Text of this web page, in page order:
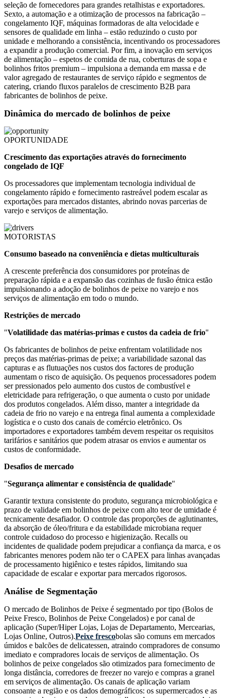
seleção de fornecedores para grandes retalhistas e exportadores.
Sexto, a automação e a otimização de processos na fabricação –
congelamento IQF, máquinas formadoras de alta velocidade e
sensores de qualidade em linha – estão reduzindo o custo por
unidade e melhorando a consistência, incentivando os processadores
a expandir a produção comercial. Por fim, a inovação em serviços
de alimentação – espetos de comida de rua, coberturas de sopa e
bolinhos fritos premium – impulsiona a demanda em massa e de
valor agregado de restaurantes de serviço rápido e segmentos de
catering, criando fluxos paralelos de crescimento B2B para
fabricantes de bolinhos de peixe.
Dinâmica do mercado de bolinhos de peixe
OPORTUNIDADE
Crescimento das exportações através do fornecimento
congelado de IQF
Os processadores que implementam tecnologia individual de
congelamento rápido e fornecimento rastreável podem escalar as
exportações para mercados distantes, abrindo novas parcerias de
varejo e serviços de alimentação.
MOTORISTAS
Consumo baseado na conveniência e dietas multiculturais
A crescente preferência dos consumidores por proteínas de
preparação rápida e a expansão das cozinhas de fusão étnica estão
impulsionando a adoção de bolinhos de peixe no varejo e nos
serviços de alimentação em todo o mundo.
Restrições de mercado
"Volatilidade das matérias-primas e custos da cadeia de frio"
Os fabricantes de bolinhos de peixe enfrentam volatilidade nos
preços das matérias-primas de peixe; a variabilidade sazonal das
capturas e as flutuações nos custos dos factores de produção
aumentam o risco de aquisição. Os pequenos processadores podem
ser pressionados pelo aumento dos custos de combustível e
eletricidade para refrigeração, o que aumenta o custo por unidade
dos produtos congelados. Além disso, manter a integridade da
cadeia de frio no varejo e na entrega final aumenta a complexidade
logística e o custo dos canais de comércio eletrônico. Os
importadores e exportadores também devem respeitar os requisitos
tarifários e sanitários que podem atrasar os envios e aumentar os
custos de conformidade.
Desafios de mercado
"Segurança alimentar e consistência de qualidade"
Garantir textura consistente do produto, segurança microbiológica e
prazo de validade em bolinhos de peixe com alto teor de umidade é
tecnicamente desafiador. O controle das proporções de aglutinantes,
da absorção de óleo/fritura e da estabilidade microbiana requer
controle cuidadoso do processo e higienização. Recalls ou
incidentes de qualidade podem prejudicar a confiança da marca, e os
fabricantes menores podem não ter o CAPEX para linhas avançadas
de processamento higiênico e testes rápidos, limitando sua
capacidade de escalar e exportar para mercados rigorosos.
Análise de Segmentação
O mercado de Bolinhos de Peixe é segmentado por tipo (Bolos de
Peixe Fresco, Bolinhos de Peixe Congelados) e por canal de
aplicação (Super/Hiper Lojas, Lojas de Departamento, Mercearias,
Lojas Online, Outros).Peixe frescobolas são comuns em mercados
úmidos e balcões de delicatessen, atraindo compradores de consumo
imediato e compradores locais de serviços de alimentação. Os
bolinhos de peixe congelados são otimizados para fornecimento de
longa distância, corredores de freezer no varejo e compras a granel
em serviços de alimentação. Os canais de aplicação variam
consoante a região e os dados demográficos: os supermercados e as